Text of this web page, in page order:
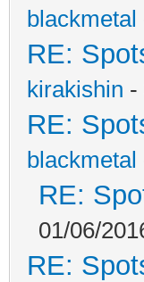
blackmetal
RE:
kirakishin -
RE:
blackmetal
RE:
01/06/
RE: